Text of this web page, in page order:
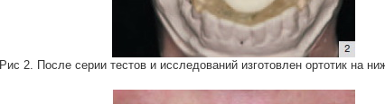
Рис 2. После серии тестов и исследований изготовлен ортотик на